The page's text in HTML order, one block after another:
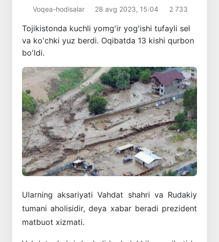
Voqea-hodisalar 28 avg 2023, 15:04 2 733
Tojikistonda kuchli yomg'ir yog'ishi tufayli sel
va ko'chki yuz berdi. Oqibatda 13 kishi qurbon
bo'ldi.
Ularning aksariyati Vahdat shahri va Rudakiy
tumani aholisidir, deya xabar beradi prezident
matbuot xizmati.